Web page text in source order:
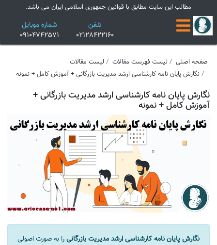
مطالب این سایت مطابق با قوانین جمهوری اسلامی ایران می باشد.
شماره موبایل
09104742571
تلفن
02128422160
×
صفحه اصلی لیست فهرست مقالات
لیست مقالات
نگارش پایان نامه کارشناسی ارشد مدیریت بازرگانی + آموزش کامل + نمونه
نگارش پایان نامه کارشناسی ارشد مدیریت بازرگانی +
آموزش کامل + نمونه
نگارش پایان نامه کارشناسی ارشد مدیریت بازرگانیرا به صورت اصولی